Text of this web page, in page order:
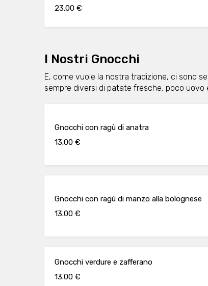
23.00 €
I Nostri Gnocchi
E, come vuole la nostra tradizione, ci sono
sempre diversi di patate fresche, poco uovo
Gnocchi con ragù di anatra
13.00 €
Gnocchi con ragù di manzo alla bolognese
13.00 €
Gnocchi verdure e zafferano
13.00 €